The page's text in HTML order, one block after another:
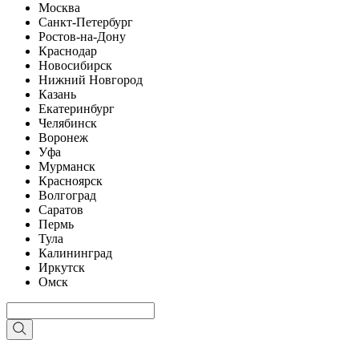
Москва
Санкт-Петербург
Ростов-на-Дону
Краснодар
Новосибирск
Нижний Новгород
Казань
Екатеринбург
Челябинск
Воронеж
Уфа
Мурманск
Красноярск
Волгоград
Саратов
Пермь
Тула
Калининград
Иркутск
Омск